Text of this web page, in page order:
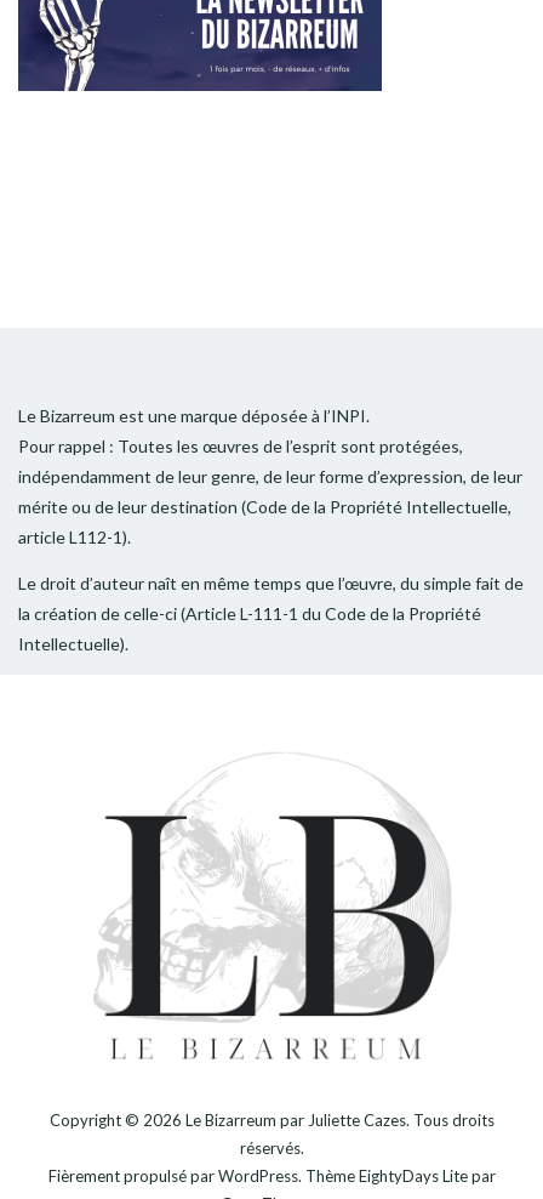
Le Bizarreum est une marque déposée à l’INPI.
Pour rappel : Toutes les œuvres de l’esprit sont protégées,
indépendamment de leur genre, de leur forme d’expression, de leur
mérite ou de leur destination (Code de la Propriété Intellectuelle,
article L112-1).
Le droit d’auteur naît en même temps que l’œuvre, du simple fait de
la création de celle-ci (Article L-111-1 du Code de la Propriété
Intellectuelle).
Copyright © 2026 Le Bizarreum par Juliette Cazes. Tous droits
réservés.
Fièrement propulsé parWordPress. ThèmeEightyDays Litepar